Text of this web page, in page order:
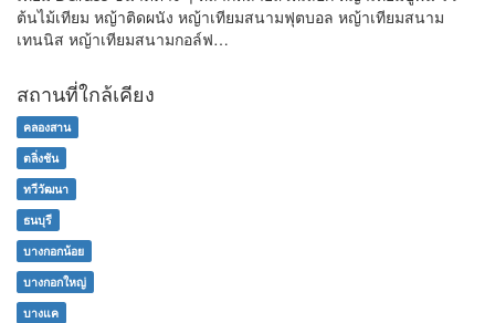
ต้นไม้เทียม หญ้าติดผนัง หญ้าเทียมสนามฟุตบอล หญ้าเทียมสนาม
เทนนิส หญ้าเทียมสนามกอล์ฟ…
สถานที่ใกล้เคียง
คลองสาน
ตลิ่งชัน
ทวีวัฒนา
ธนบุรี
บางกอกน้อย
บางกอกใหญ่
บางแค